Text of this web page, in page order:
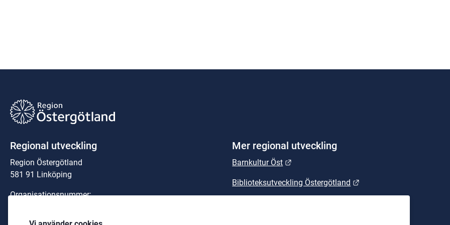
Regional utveckling
Region Östergötland
581 91 Linköping
Organisationsnummer:
Mer regional utveckling
Barnkultur Öst
Biblioteksutveckling Östergötland